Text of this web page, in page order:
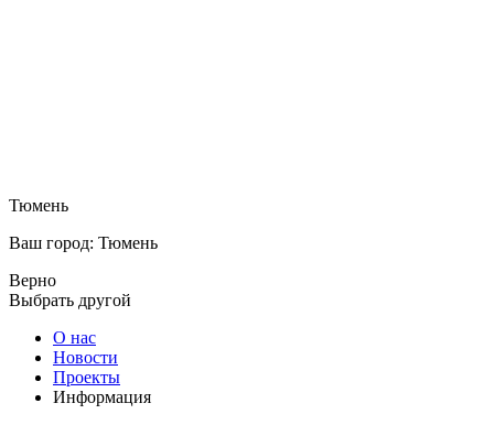
Тюмень
Ваш город: Тюмень
Верно
Выбрать другой
О нас
Новости
Проекты
Информация